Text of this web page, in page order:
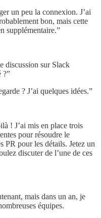
un peu la connexion. J’ai
bon, mais cette
supplémentaire.”
discussion sur Slack
?”
? J’ai quelques idées.”
! J’ai mis en place trois
pour résoudre le
PR pour les détails. Jetez un
discuter de l’une de ces
mais dans un an, je
équipes.